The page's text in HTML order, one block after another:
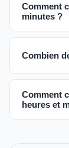
Comment
minutes ?
Combien
Comment
heures et